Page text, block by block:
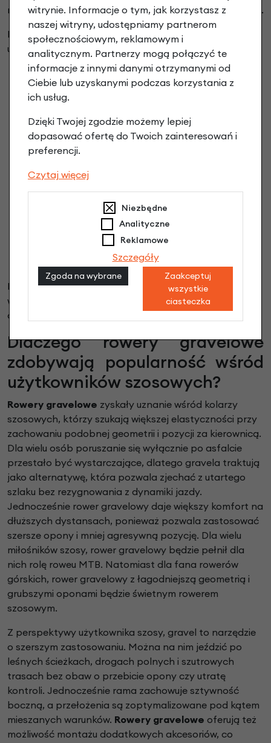
rzeczywistym stylu jazdy i oczekiwaniach wobec roweru.
Podczas zakupu roweru gravelowego warto zwrócić
uwagę na:
geometrię ramy – modele z bardziej sportową
geometrią lepiej sprawdzą się na dłuższych
trasach.
prześwit na opony – im szersze ogumienie, tym
większy komfort na trudnym podłożu.
materiał ramy – aluminium, stal chromowo-
molibdenowa lub carbon mają różne właściwości
tłumienia drgań.
system hamulcowy – hamulce tarczowe
mechaniczne lub hydrauliczne, w zależności od
preferencji i budżetu.
punkty montażowe – możliwość dołączenia sakw,
błotników, bidonów i dodatkowego sprzętu na
Dobór odpowiedniej specyfikacji pozwala lepiej
wykorzystać możliwości roweru i uniknąć zbędnych
ograniczeń podczas jazdy w terenie mieszanym.
Dlaczego rowery gravelowe
zdobywają popularność wśród
użytkowników szosowych?
Rowery gravelowe zyskały uznanie wśród kolarzy
szosowych, którzy szukają większej elastyczności przy
zachowaniu podobnej geometrii i pozycji za kierownicą.
Dla wielu osób poruszanie się wyłącznie po asfalcie
przestało być wystarczające, dlatego gravela traktują
jako alternatywę, która pozwala zjechać z utartego
szlaku bez rezygnowania z dynamiki jazdy.
Jednocześnie rower gravelowy daje większy komfort na
dłuższych dystansach, ponieważ pozwala zastosować
szersze opony i mniej agresywną pozycję. Dla wielu
miłośników szosy, rower gravelowy będzie pełnił dla
nich rolę roweu MTB. Natomiast dla fana rowerów
górskich, rower gravelowy z łagodniejszą geometrią i
grubszymi oponami będzie świetnym rowerem
szosowym.
Z perspektywy użytkownika szosy, gravel to narzędzie
o szerszym zastosowaniu. Można na nim jeździć po
leśnych ścieżkach, drogach polnych i szutrowych
trasach bez obaw o przebicie opony czy utratę
kontroli. Jednocześnie rama zachowuje sztywność
boczną, a przełożenia są zoptymalizowane pod kątem
mieszanych warunków. Rowery gravelowe oferują też
możliwość montażu dodatkowych akcesoriów, co
witrynie. Informacje o tym, jak korzystasz z
naszej witryny, udostępniamy partnerom
społecznościowym, reklamowym i
analitycznym. Partnerzy mogą połączyć te
informacje z innymi danymi otrzymanymi od
Ciebie lub uzyskanymi podczas korzystania z
ich usług.
Dzięki Twojej zgodzie możemy lepiej
dopasować ofertę do Twoich zainteresowań i
preferencji.
Czytaj więcej
Niezbędne
Analityczne
Reklamowe
Szczegóły
Zgoda na wybrane
Zaakceptuj
wszystkie
ciasteczka